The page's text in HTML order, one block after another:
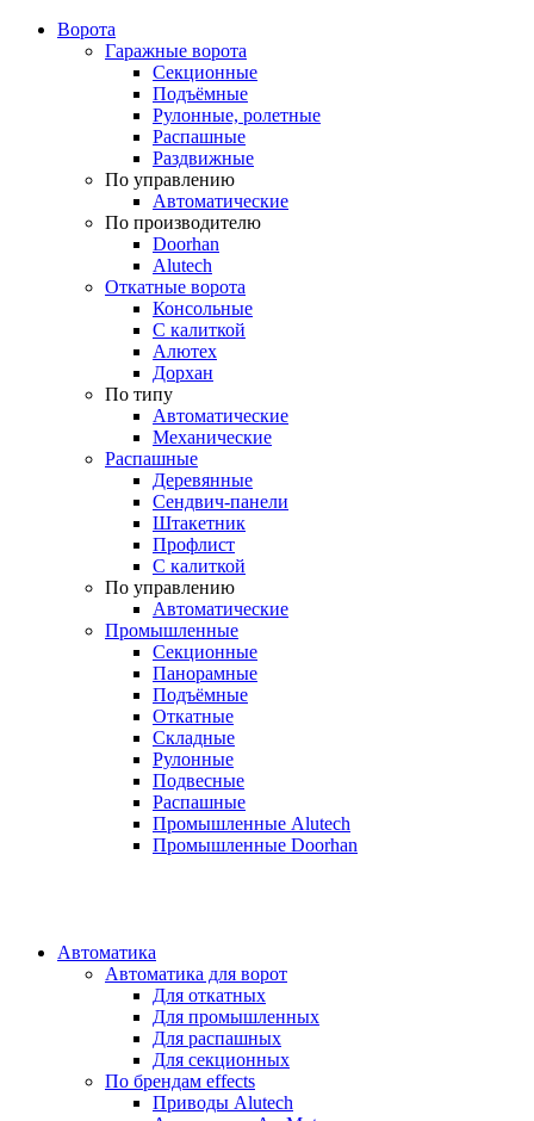
Ворота
Гаражные ворота
Секционные
Подъёмные
Рулонные, ролетные
Распашные
Раздвижные
По управлению
Автоматические
По производителю
Doorhan
Alutech
Откатные ворота
Консольные
С калиткой
Алютех
Дорхан
По типу
Автоматические
Механические
Распашные
Деревянные
Сендвич-панели
Штакетник
Профлист
С калиткой
По управлению
Автоматические
Промышленные
Секционные
Панорамные
Подъёмные
Откатные
Складные
Рулонные
Подвесные
Распашные
Промышленные Alutech
Промышленные Doorhan
Автоматика
Автоматика для ворот
Для откатных
Для промышленных
Для распашных
Для секционных
По брендам effects
Приводы Alutech